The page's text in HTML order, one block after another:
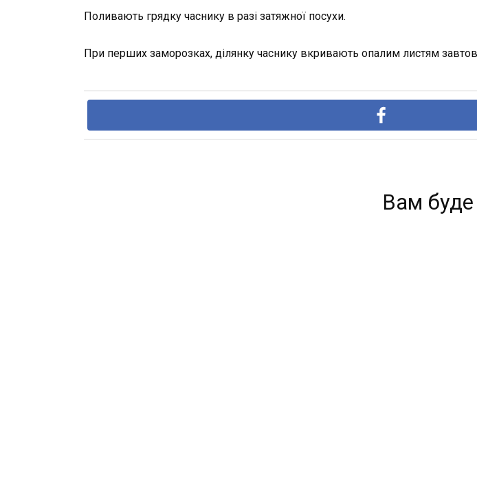
Поливають грядку часнику в разі затяжної посухи.
При перших заморозках, ділянку часнику вкривають опалим листям
Вам буде